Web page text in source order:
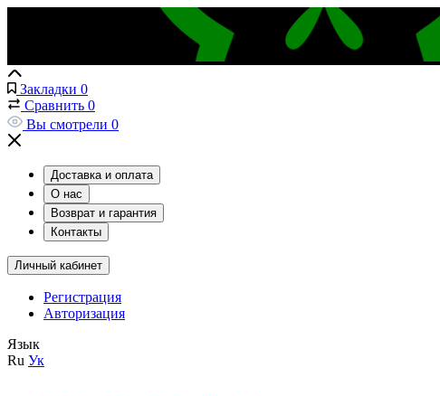
Закладки 0
Сравнить 0
Вы смотрели 0
Доставка и оплата
О нас
Возврат и гарантия
Контакты
Личный кабинет
Регистрация
Авторизация
Язык
Ru Ук